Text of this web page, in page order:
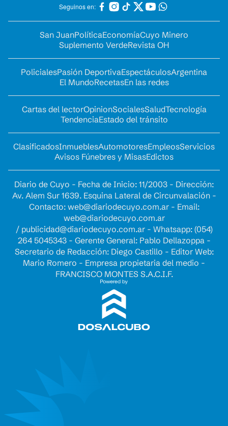
Seguinos en:
San JuanPolíticaEconomíaCuyo Minero
Suplemento VerdeRevista OH
PolicialesPasión DeportivaEspectáculosArgentina
El MundoRecetasEn las redes
Cartas del lectorOpinionSocialesSaludTecnología
TendenciaEstado del tránsito
ClasificadosInmueblesAutomotoresEmpleosServicios
Avisos Fúnebres y MisasEdictos
Diario de Cuyo - Fecha de Inicio: 11/2003 - Dirección:
Av. Alem Sur 1639. Esquina Lateral de Circunvalación -
Contacto: web@diariodecuyo.com.ar- Email:
web@diariodecuyo.com.ar
/ publicidad@diariodecuyo.com.ar- Whatsapp: (054)
264 5045343 - Gerente General: Pablo Dellazoppa -
Secretario de Redacción: Diego Castillo - Editor Web:
Mario Romero - Empresa propietaria del medio -
FRANCISCO MONTES S.A.C.I.F.